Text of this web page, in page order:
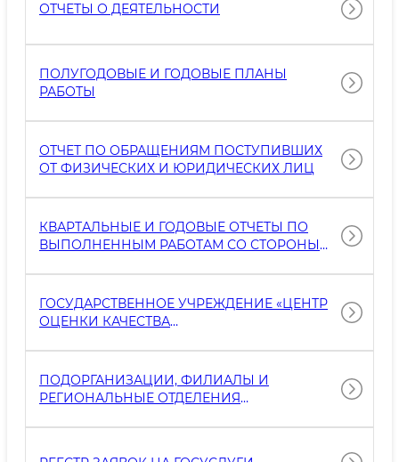
ОТЧЕТЫ О ДЕЯТЕЛЬНОСТИ
ПОЛУГОДОВЫЕ И ГОДОВЫЕ ПЛАНЫ
РАБОТЫ
ОТЧЕТ ПО ОБРАЩЕНИЯМ ПОСТУПИВШИХ
ОТ ФИЗИЧЕСКИХ И ЮРИДИЧЕСКИХ ЛИЦ
КВАРТАЛЬНЫЕ И ГОДОВЫЕ ОТЧЕТЫ ПО
ВЫПОЛНЕННЫМ РАБОТАМ СО СТОРОНЫ
ГОСУДАРСТВЕННОЕ УЧРЕЖДЕНИЕ «ЦЕНТР
ОЦЕНКИ КАЧЕСТВА
ПРИ «УЗАГРОИНСПЕКЦИИ»
ПОДОРГАНИЗАЦИИ, ФИЛИАЛЫ И
РЕГИОНАЛЬНЫЕ ОТДЕЛЕНИЯ